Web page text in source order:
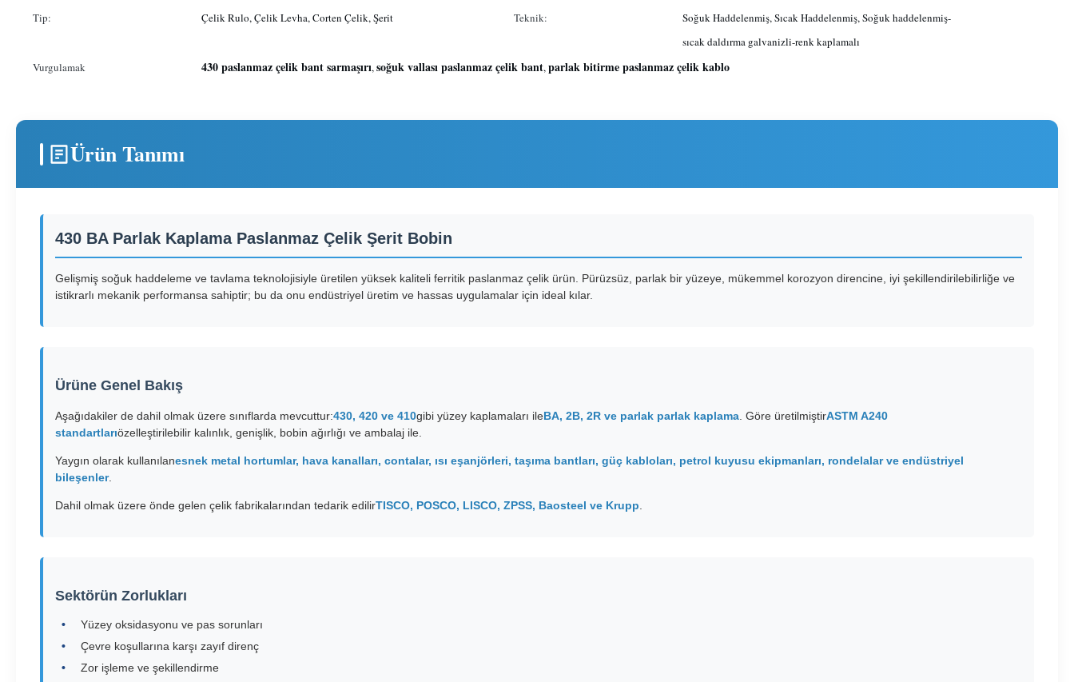
Tip:
Çelik Rulo, Çelik Levha, Corten Çelik, Şerit Teknik:
Soğuk Haddelenmiş, Sıcak Haddelenmiş, Soğuk haddelenmiş-
sıcak daldırma galvanizli-renk kaplamalı
Vurgulamak
430 paslanmaz çelik bant sarmaşırı,soğuk vallası paslanmaz çelik bant,parlak bitirme paslanmaz çelik kablo
Ürün Tanımı
430 BA Parlak Kaplama Paslanmaz Çelik Şerit Bobin
Gelişmiş soğuk haddeleme ve tavlama teknolojisiyle üretilen yüksek kaliteli ferritik paslanmaz çelik ürün. Pürüzsüz, parlak bir yüzeye, mükemmel korozyon direncine, iyi şekillendirilebilirliğe ve
istikrarlı mekanik performansa sahiptir; bu da onu endüstriyel üretim ve hassas uygulamalar için ideal kılar.
Ürüne Genel Bakış
Aşağıdakiler de dahil olmak üzere sınıflarda mevcuttur:430, 420 ve 410gibi yüzey kaplamaları ileBA, 2B, 2R ve parlak parlak kaplama . Göre üretilmiştirASTM A240
standartlarıözelleştirilebilir kalınlık, genişlik, bobin ağırlığı ve ambalaj ile.
Yaygın olarak kullanılanesnek metal hortumlar, hava kanalları, contalar, ısı eşanjörleri, taşıma bantları, güç kabloları, petrol kuyusu ekipmanları, rondelalar ve endüstriyel
bileşenler.
Dahil olmak üzere önde gelen çelik fabrikalarından tedarik edilirTISCO, POSCO, LISCO, ZPSS, Baosteel ve Krupp
Sektörün Zorlukları
Yüzey oksidasyonu ve pas sorunları
Çevre koşullarına karşı zayıf direnç
Zor işleme ve şekillendirme